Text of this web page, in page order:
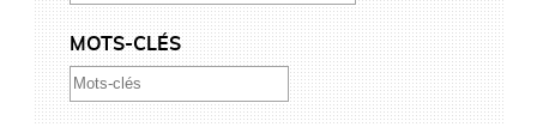
MOTS-CLÉS